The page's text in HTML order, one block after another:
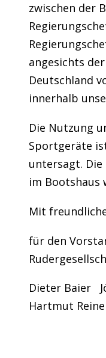
zwischen der
angesichts
Deutschland
innerhalb
Die Nutzung
Sportgeräte
untersagt. Die
im Bootshaus
Mit
für den
Dieter Baier
Hartmut